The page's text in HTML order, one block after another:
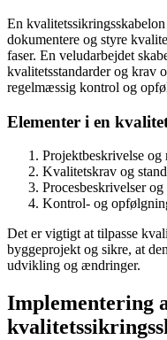
En
dokumentere og styre
faser. En veludarbejdet
kvalitetsstandarder og krav
regelmæssig kontrol og
Elementer i en
Projektbeskrivelse
Kvalitetskrav og
Procesbeskrivelser
Kontrol- og
Det er vigtigt at tilpasse
byggeprojekt og sikre, at
udvikling og ændringer.
Implementering